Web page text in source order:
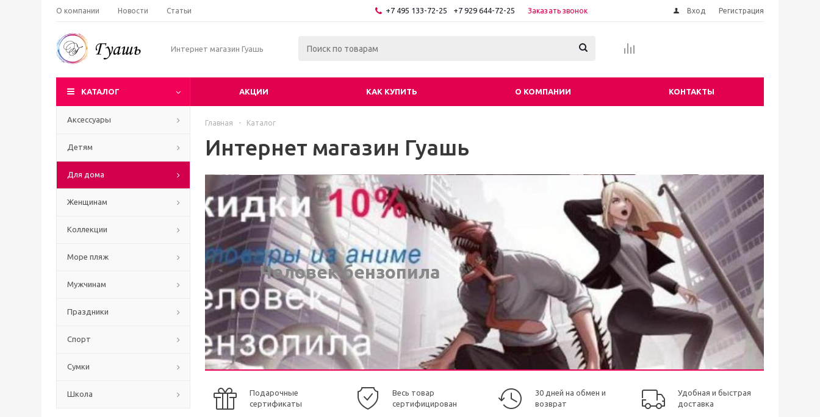
О компании Новости Статьи +7 495 133-72-25 +7 929 644-72-25 Заказать звонок Вход Регистрация
Интернет магазин Гуашь
КАТАЛОГ АКЦИИ КАК КУПИТЬ О КОМПАНИИ КОНТАКТЫ
Аксессуары
Детям
Для дома
Женщинам
Коллекции
Море пляж
Мужчинам
Праздники
Спорт
Сумки
Школа
Главная - Каталог
Интернет магазин Гуашь
Человек бензопила
Подарочные
сертификаты
Весь товар
сертифицирован
30 дней на обмен и
возврат
Удобная и быстрая
доставка